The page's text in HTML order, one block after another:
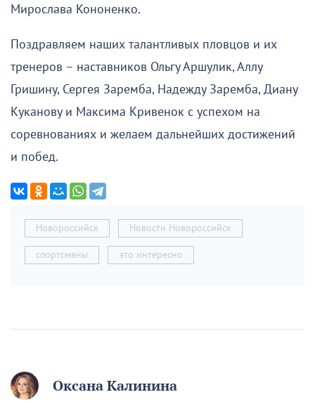
Мирослава Кононенко.
Поздравляем наших талантливых пловцов и их
тренеров – наставников Ольгу Аршулик, Аллу
Гришину, Сергея Заремба, Надежду Заремба, Диану
Куканову и Максима Кривенок с успехом на
соревнованиях и желаем дальнейших достижений
и побед.
Новороссийск Новости Новороссийск
спортсмены это интересно
Оксана Калинина